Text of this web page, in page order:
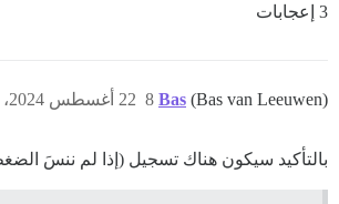
3 إعجابات
Bas (Bas van Leeuwen) 22 أغسطس 2024، 9:51ص 8
بالتأكيد سيكون هناك تسجيل (إذا لم ننسَ